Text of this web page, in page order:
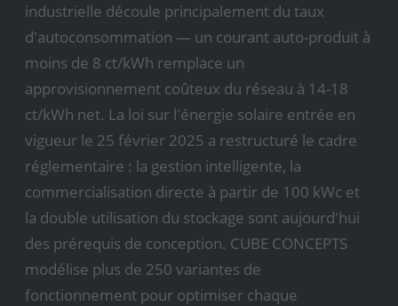
industrielle découle principalement du taux
d'autoconsommation — un courant auto-produit à
moins de 8 ct/kWh remplace un
approvisionnement coûteux du réseau à 14-18
ct/kWh net. La loi sur l'énergie solaire entrée en
vigueur le 25 février 2025 a restructuré le cadre
réglementaire : la gestion intelligente, la
commercialisation directe à partir de 100 kWc et
la double utilisation du stockage sont aujourd'hui
des prérequis de conception. CUBE CONCEPTS
modélise plus de 250 variantes de
fonctionnement pour optimiser chaque